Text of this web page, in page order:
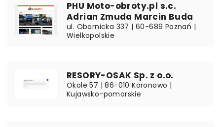
PHU Moto-obroty.pl s.c.
Adrian Zmuda Marcin Buda
ul. Obornicka 337 | 60-689 Poznań |
Wielkopolskie
RESORY-OSAK Sp. z o.o.
Okole 57 | 86-010 Koronowo |
Kujawsko-pomorskie